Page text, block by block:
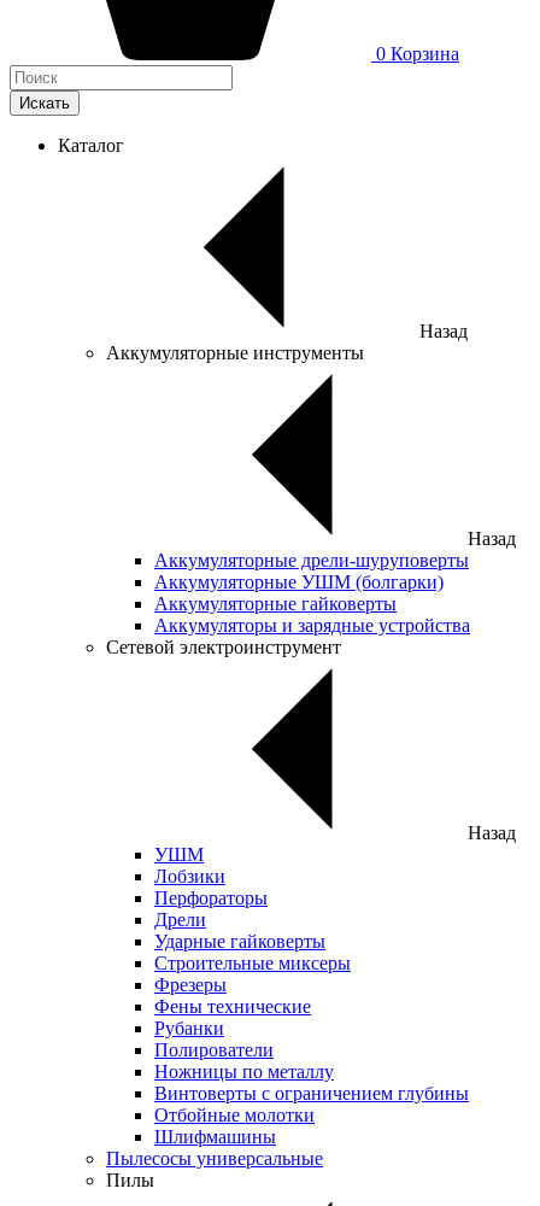
0 Корзина
Искать
Каталог
Назад
Аккумуляторные инструменты
Назад
Аккумуляторные дрели-шуруповерты
Аккумуляторные УШМ (болгарки)
Аккумуляторные гайковерты
Аккумуляторы и зарядные устройства
Сетевой электроинструмент
Назад
УШМ
Лобзики
Перфораторы
Дрели
Ударные гайковерты
Строительные миксеры
Фрезеры
Фены технические
Рубанки
Полирователи
Ножницы по металлу
Винтоверты с ограничением глубины
Отбойные молотки
Шлифмашины
Пылесосы универсальные
Пилы